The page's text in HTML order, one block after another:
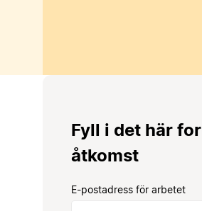
Fyll i det här
åtkomst
E-postadress för arbetet